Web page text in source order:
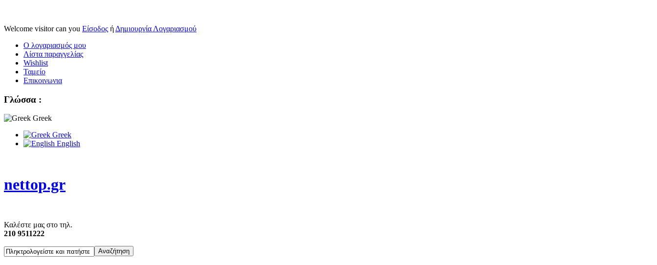
Welcome visitor can you Είσοδος ή Δημιουργία Λογαριασμού
Ο λογαριασμός μου
Λίστα παραγγελίας
Wishlist
Ταμείο
Επικοινωνια
Γλώσσα :
Greek
Greek
English
nettop.gr
Καλέστε μας στο τηλ.
210 9511222